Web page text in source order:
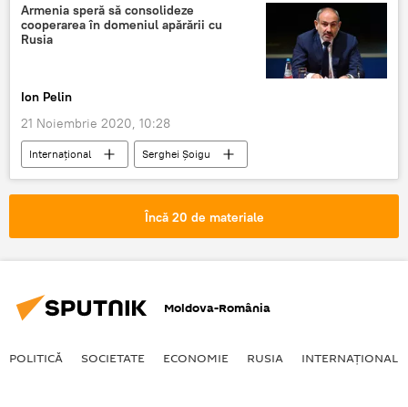
Armenia speră să consolideze
cooperarea în domeniul apărării cu
Rusia
Ion Pelin
21 Noiembrie 2020, 10:28
Internaţional
Serghei Șoigu
Nikol Pashinyan
Încă 20 de materiale
Moldova-România
POLITICĂ SOCIETATE ECONOMIE RUSIA INTERNAŢIONAL